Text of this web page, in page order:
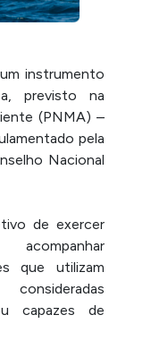
instrumento
previsto na
(PNMA) –
pela
Nacional
de exercer
que utilizam
capazes de